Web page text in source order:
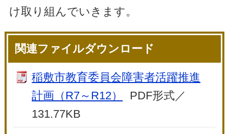
け取り組んでいきます。
関連ファイルダウンロード
稲敷市教育委員会障害者活躍推進
計画（R7～R12）
PDF形式／
131.77KB